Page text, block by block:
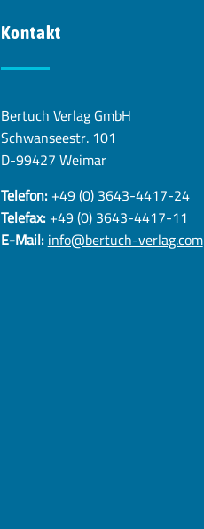
Kontakt
Bertuch Verlag GmbH
Schwanseestr. 101
D-99427 Weimar
Telefon:+49 (0) 3643-4417-24
Telefax:+49 (0) 3643-4417-11
E-Mail:info@bertuch-verlag.com